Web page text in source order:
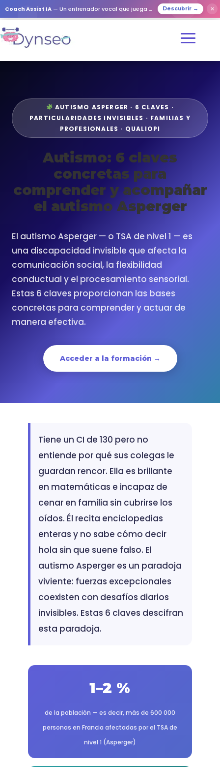
Coach Assist IA — Un entrenador vocal que juega con tus seres queridos Descubrir → ✕
AUTISMO ASPERGER · 6 CLAVES ·
PARTICULARIDADES INVISIBLES · FAMILIAS Y
PROFESIONALES · QUALIOPI
Autismo: 6 claves
concretas para
comprender y acompañar
el autismo Asperger
El autismo Asperger — o TSA de nivel 1 — es
una discapacidad invisible que afecta la
comunicación social, la flexibilidad
conductual y el procesamiento sensorial.
Estas 6 claves proporcionan las bases
concretas para comprender y actuar de
manera efectiva.
Acceder a la formación →
Tiene un CI de 130 pero no
entiende por qué sus colegas le
guardan rencor. Ella es brillante
en matemáticas e incapaz de
cenar en familia sin cubrirse los
oídos. Él recita enciclopedias
enteras y no sabe cómo decir
hola sin que suene falso. El
autismo Asperger es un paradoja
viviente: fuerzas excepcionales
coexisten con desafíos diarios
invisibles. Estas 6 claves descifran
esta paradoja.
1–2 %
de la población — es decir, más de 600 000
personas en Francia afectadas por el TSA de
nivel 1 (Asperger)